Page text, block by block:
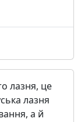
лазня, це
лазня
а й